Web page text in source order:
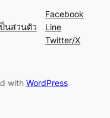
นส่วนตัว
Facebook
Line
Twitter/X
with WordPress